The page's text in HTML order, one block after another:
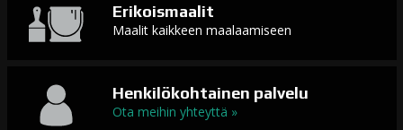
Erikoismaalit
Maalit kaikkeen maalaamiseen
Henkilökohtainen palvelu
Ota meihin yhteyttä »